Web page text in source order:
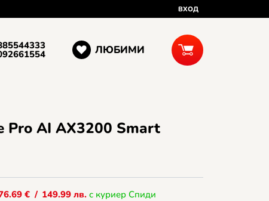
ВХОД
ЛЮБИМИ
Pro AI AX3200 Smart
€ / 149.99 лв. с куриер Спиди